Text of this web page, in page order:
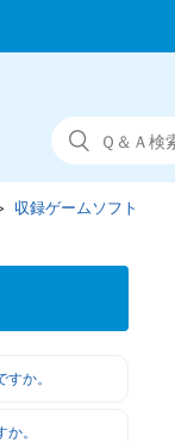
収録ゲームソフト
か。
。